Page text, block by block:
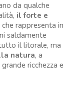
da qualche
il forte e
rappresenta in
saldamente
il litorale, ma
natura, a
ricchezza e